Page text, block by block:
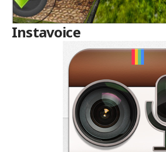
Instavoice